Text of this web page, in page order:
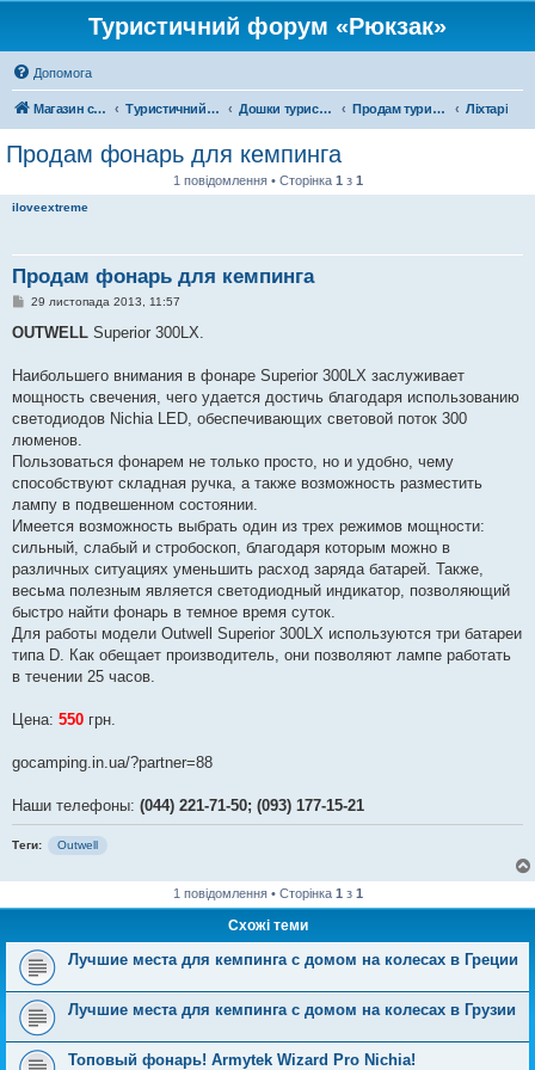
Туристичний форум «Рюкзак»
Допомога
Магазин спорядження Туристичний форум «Рюкзак» Дошки туристичних оголошень Продам туристичне спорядження Ліхтарі
Продам фонарь для кемпинга
1 повідомлення • Сторінка 1 з 1
iloveextreme
Продам фонарь для кемпинга
П
в
о
л
е
н
я
29 листопада 2013, 11:57
OUTWELL Superior 300LX.
Наибольшего внимания в фонаре Superior 300LX заслуживает
мощность свечения, чего удается достичь благодаря использованию
светодиодов Nichia LED, обеспечивающих световой поток 300
люменов.
Пользоваться фонарем не только просто, но и удобно, чему
способствуют складная ручка, а также возможность разместить
лампу в подвешенном состоянии.
Имеется возможность выбрать один из трех режимов мощности:
сильный, слабый и стробоскоп, благодаря которым можно в
различных ситуациях уменьшить расход заряда батарей. Также,
весьма полезным является светодиодный индикатор, позволяющий
быстро найти фонарь в темное время суток.
Для работы модели Outwell Superior 300LX используются три батареи
типа D. Как обещает производитель, они позволяют лампе работать
в течении 25 часов.
Цена: 550 грн.
gocamping.in.ua/?partner=88
Наши телефоны: (044) 221-71-50; (093) 177-15-21
Теги: Outwell
1 повідомлення • Сторінка 1 з 1
Схожі теми
Лучшие места для кемпинга с домом на колесах в Греции
Лучшие места для кемпинга с домом на колесах в Грузии
Топовый фонарь! Armytek Wizard Pro Nichia!